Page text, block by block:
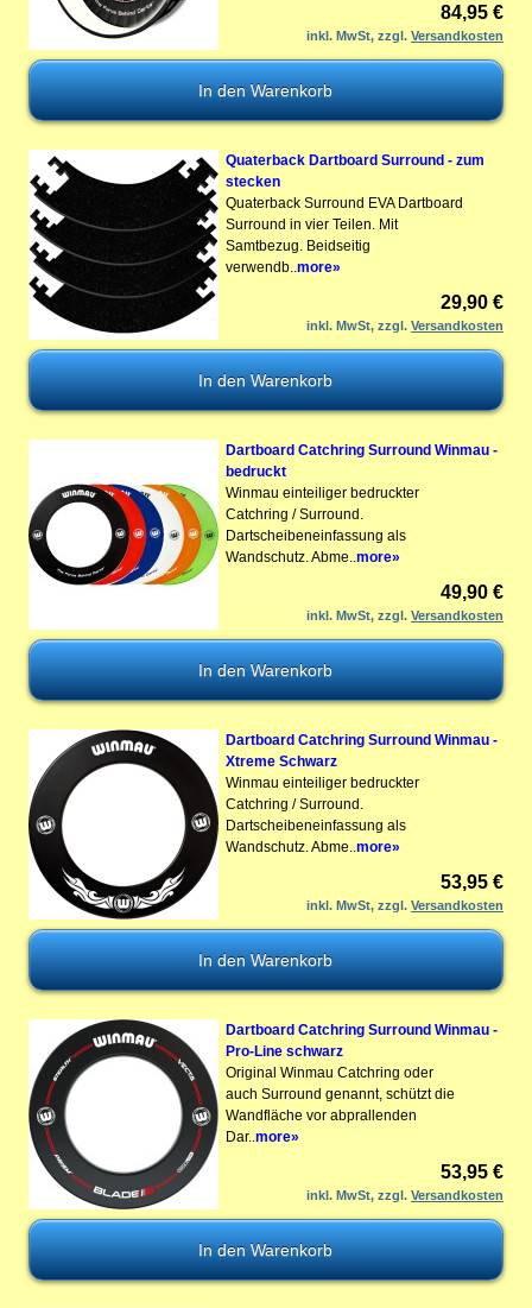
84,95 €
inkl. MwSt, zzgl.Versandkosten
Quaterback Dartboard Surround - zum
stecken
Quaterback Surround EVA Dartboard
Surround in vier Teilen. Mit
Samtbezug. Beidseitig
verwendb.. more»
29,90 €
inkl. MwSt, zzgl.Versandkosten
Dartboard Catchring Surround Winmau -
bedruckt
Winmau einteiliger bedruckter
Catchring / Surround.
Dartscheibeneinfassung als
Wandschutz. Abme.. more»
49,90 €
inkl. MwSt, zzgl.Versandkosten
Dartboard Catchring Surround Winmau -
Xtreme Schwarz
Winmau einteiliger bedruckter
Catchring / Surround.
Dartscheibeneinfassung als
Wandschutz. Abme.. more»
53,95 €
inkl. MwSt, zzgl.Versandkosten
Dartboard Catchring Surround Winmau -
Pro-Line schwarz
Original Winmau Catchring oder
auch Surround genannt, schützt die
Wandfläche vor abprallenden
Dar.. more»
53,95 €
inkl. MwSt, zzgl.Versandkosten